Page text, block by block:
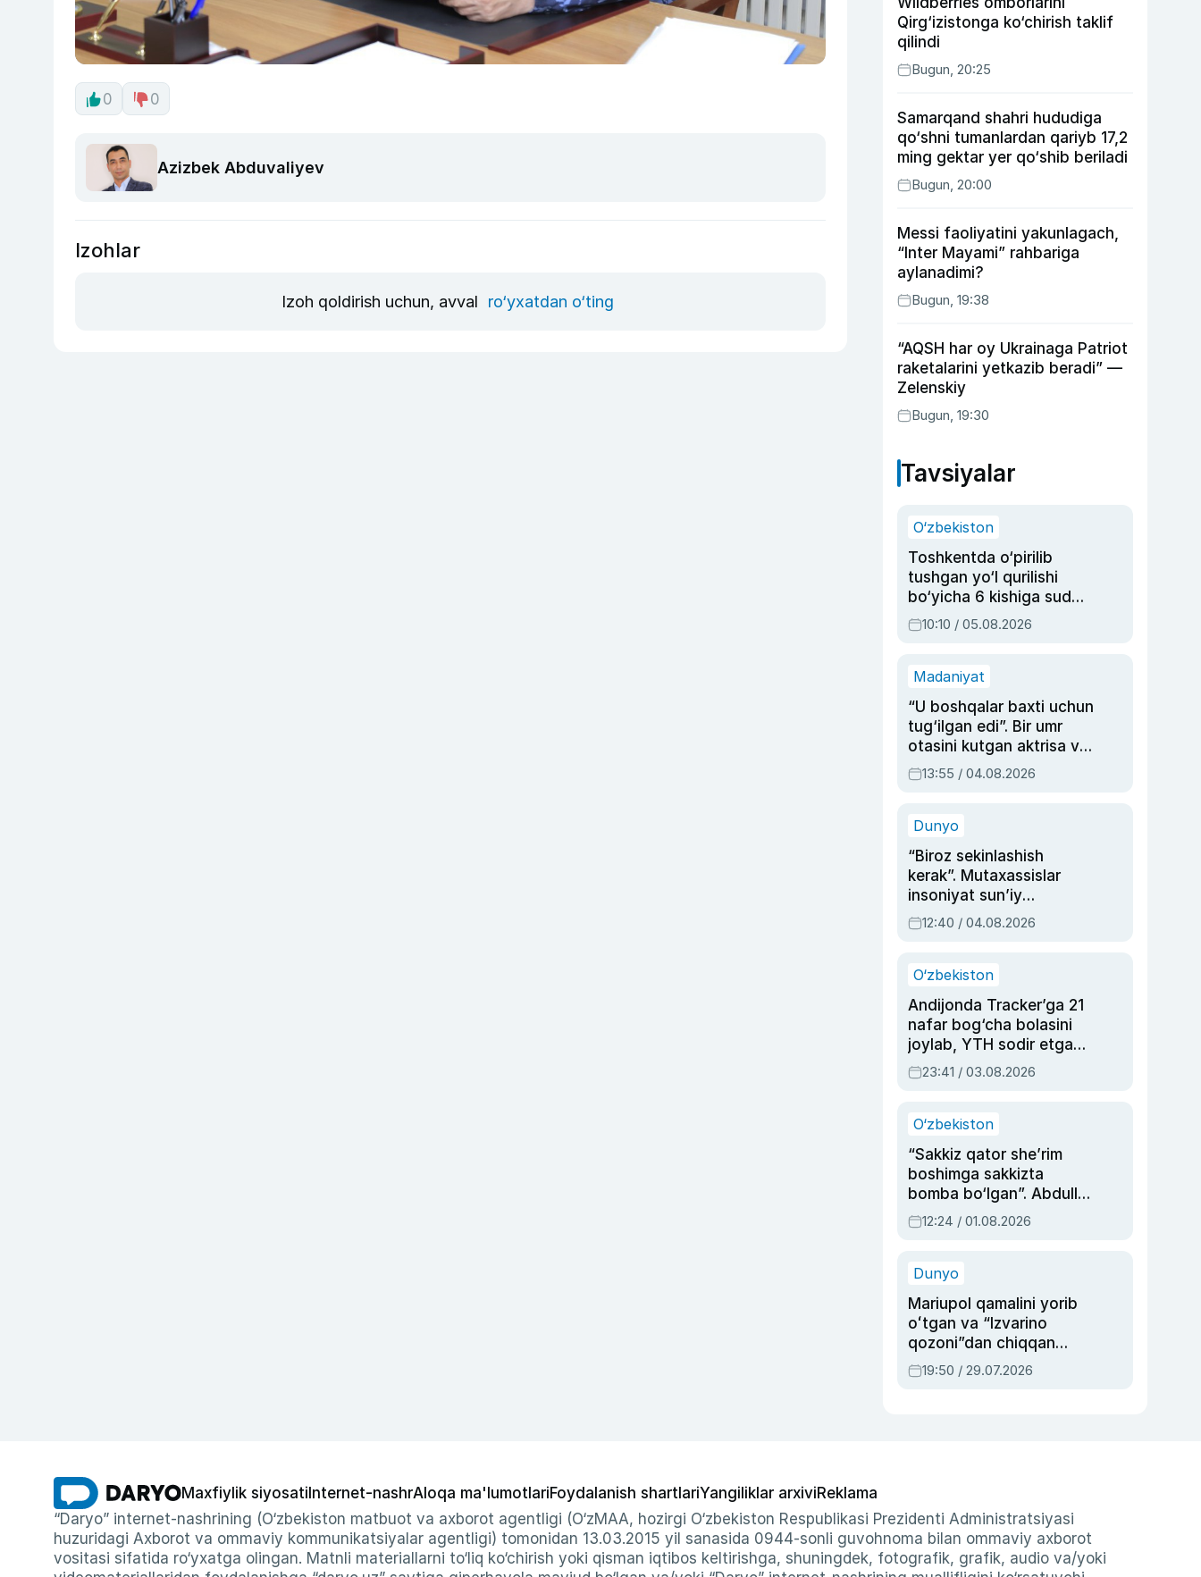
0 0
Azizbek Abduvaliyev
Izohlar
Izoh qoldirish uchun, avval ro‘yxatdan o‘ting
Qirg‘izistonga ko‘chirish taklif
qilindi
Bugun, 20:25
Samarqand shahri hududiga
qo‘shni tumanlardan qariyb 17,2
ming gektar yer qo‘shib beriladi
Bugun, 20:00
Messi faoliyatini yakunlagach,
“Inter Mayami” rahbariga
aylanadimi?
Bugun, 19:38
“AQSH har oy Ukrainaga Patriot
raketalarini yetkazib beradi” —
Zelenskiy
Bugun, 19:30
Tavsiyalar
O‘zbekiston
Toshkentda o‘pirilib
tushgan yo‘l qurilishi
bo‘yicha 6 kishiga sud
hukmi o‘qildi
10:10 / 05.08.2026
Madaniyat
“U boshqalar baxti uchun
tug‘ilgan edi”. Bir umr
otasini kutgan aktrisa va
dublyaj ustasi Rimma
Ahmedovaning
13:55 / 04.08.2026
Dunyo
“Biroz sekinlashish
kerak”. Mutaxassislar
insoniyat sun’iy
intellektni boshqara
olmay qolishidan xavotir
12:40 / 04.08.2026
O‘zbekiston
Andijonda Tracker’ga 21
nafar bog‘cha bolasini
joylab, YTH sodir etgan
ayolga sud hukmi o‘qildi
23:41 / 03.08.2026
O‘zbekiston
“Sakkiz qator she’rim
boshimga sakkizta
bomba bo‘lgan”. Abdulla
Oripovni siyosiy
ayblovlardan asrab
12:24 / 01.08.2026
Dunyo
Mariupol qamalini yorib
oʻtgan va “Izvarino
qozoni”dan chiqqan
qahramon — Ukraina
armiyasi bosh
19:50 / 29.07.2026
Maxfiylik siyosati Internet-nashrAloqa ma'lumotlariFoydalanish shartlariYangiliklar arxiviReklama
“Daryo” internet-nashrining (O‘zbekiston matbuot va axborot agentligi (O‘zMAA, hozirgi O‘zbekiston Respublikasi Prezidenti Administratsiyasi
huzuridagi Axborot va ommaviy kommunikatsiyalar agentligi) tomonidan 13.03.2015 yil sanasida 0944-sonli guvohnoma bilan ommaviy axborot
vositasi sifatida ro‘yxatga olingan. Matnli materiallarni to‘liq ko‘chirish yoki qisman iqtibos keltirishga, shuningdek, fotografik, grafik, audio va/yoki